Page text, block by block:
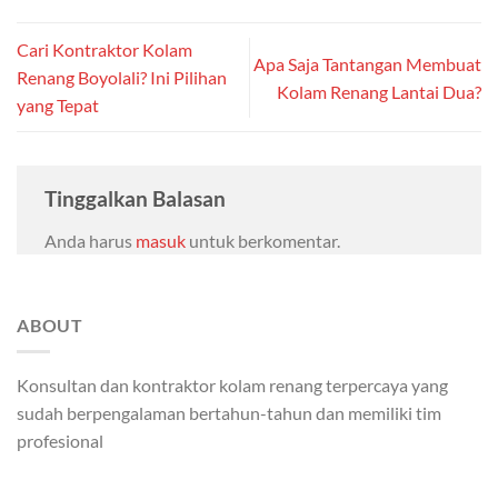
Cari Kontraktor Kolam
Renang Boyolali? Ini Pilihan
yang Tepat
Apa Saja Tantangan Membuat
Kolam Renang Lantai Dua?
Tinggalkan Balasan
Anda harus masuk untuk berkomentar.
ABOUT
Konsultan dan kontraktor kolam renang terpercaya yang
sudah berpengalaman bertahun-tahun dan memiliki tim
profesional